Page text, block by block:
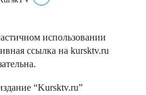
использовании
ссылка на kursktv.ru
“Kursktv.ru”